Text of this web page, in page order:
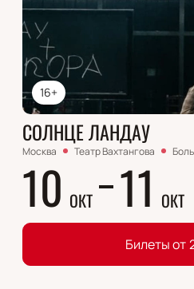
16+
СОЛНЦЕ ЛАНДАУ
Москва Театр Вахтангова
10 ОКТ 11 ОКТ
Билеты от